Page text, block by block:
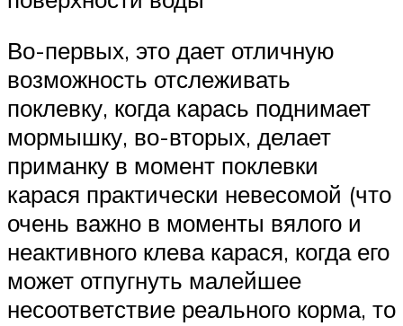
Во-первых, это дает отличную
возможность отслеживать
поклевку, когда карась поднимает
мормышку, во-вторых, делает
приманку в момент поклевки
карася практически невесомой (что
очень важно в моменты вялого и
неактивного клева карася, когда его
может отпугнуть малейшее
несоответствие реального корма, то